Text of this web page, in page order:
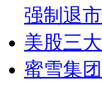
强制退
美股三
蜜雪集